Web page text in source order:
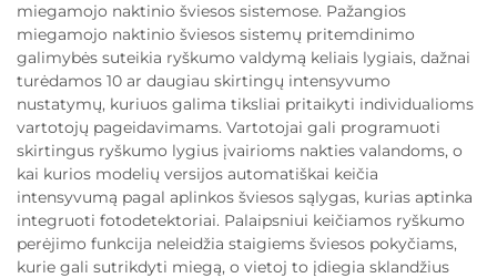
miegamojo naktinio šviesos sistemose. Pažangios
miegamojo naktinio šviesos sistemų pritemdinimo
galimybės suteikia ryškumo valdymą keliais lygiais, dažnai
turėdamos 10 ar daugiau skirtingų intensyvumo
nustatymų, kuriuos galima tiksliai pritaikyti individualioms
vartotojų pageidavimams. Vartotojai gali programuoti
skirtingus ryškumo lygius įvairioms nakties valandoms, o
kai kurios modelių versijos automatiškai keičia
intensyvumą pagal aplinkos šviesos sąlygas, kurias aptinka
integruoti fotodetektoriai. Palaipsniui keičiamos ryškumo
perėjimo funkcija neleidžia staigiems šviesos pokyčiams,
kurie gali sutrikdyti miegą, o vietoj to įdiegia sklandžius